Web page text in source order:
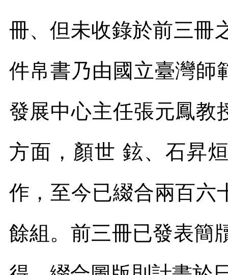
冊、但未收錄於前三冊
件帛書乃由國立臺灣師
發展中心主任張元鳳教
方面，顏世 鉉、石昇
作，至今已綴合兩百六
餘組。前三冊已發表簡